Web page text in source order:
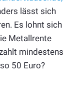
lässt sich
Es lohnt sich
Metallrente
mindestens
50 Euro?